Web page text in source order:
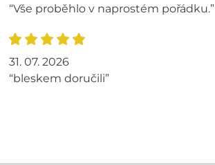
“Vše proběhlo v naprostém pořádku.”
31. 07. 2026
“bleskem doručili”